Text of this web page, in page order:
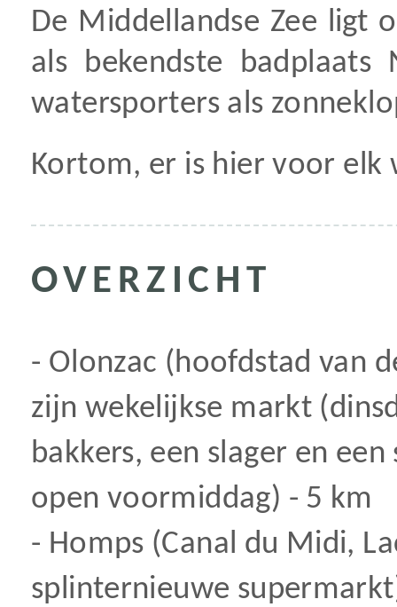
De Middellandse Zee ligt
als bekendste badplaats
watersporters als
Kortom, er is hier voor elk
OVERZICHT
- Olonzac (hoofdstad van
zijn wekelijkse markt
bakkers, een slager en
open voormiddag) - 5 km
- Homps (Canal du Midi,
splinternieuwe